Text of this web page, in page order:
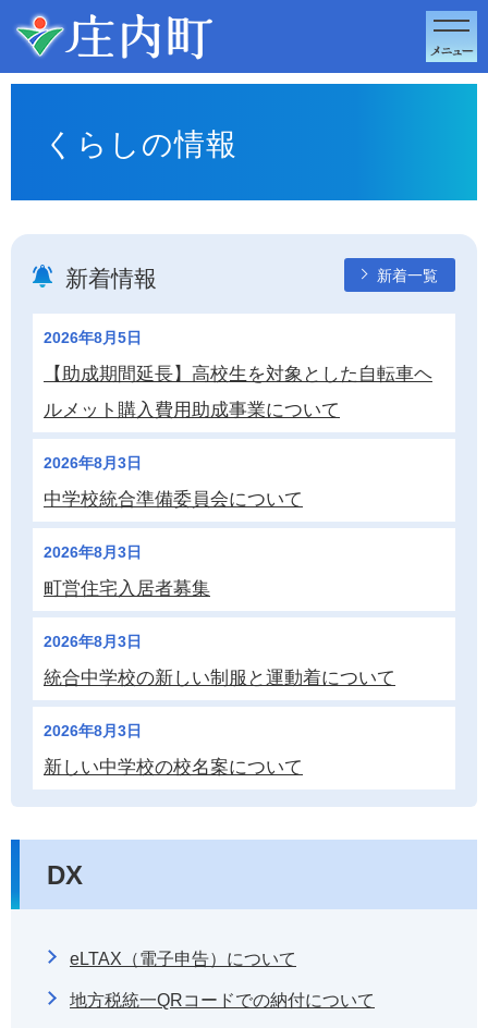
このページの本文へ移動
くらしの情報
新着情報 新着一覧
2026年8月5日
【助成期間延長】高校生を対象とした自転車ヘ
ルメット購入費用助成事業について
2026年8月3日
中学校統合準備委員会について
2026年8月3日
町営住宅入居者募集
2026年8月3日
統合中学校の新しい制服と運動着について
2026年8月3日
新しい中学校の校名案について
DX
eLTAX（電子申告）について
地方税統一QRコードでの納付について